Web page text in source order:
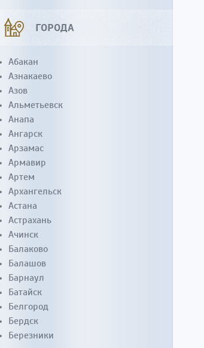
ГОРОДА
Абакан
Азнакаево
Азов
Альметьевск
Анапа
Ангарск
Арзамас
Армавир
Артем
Архангельск
Астана
Астрахань
Ачинск
Балаково
Балашов
Барнаул
Батайск
Белгород
Бердск
Березники